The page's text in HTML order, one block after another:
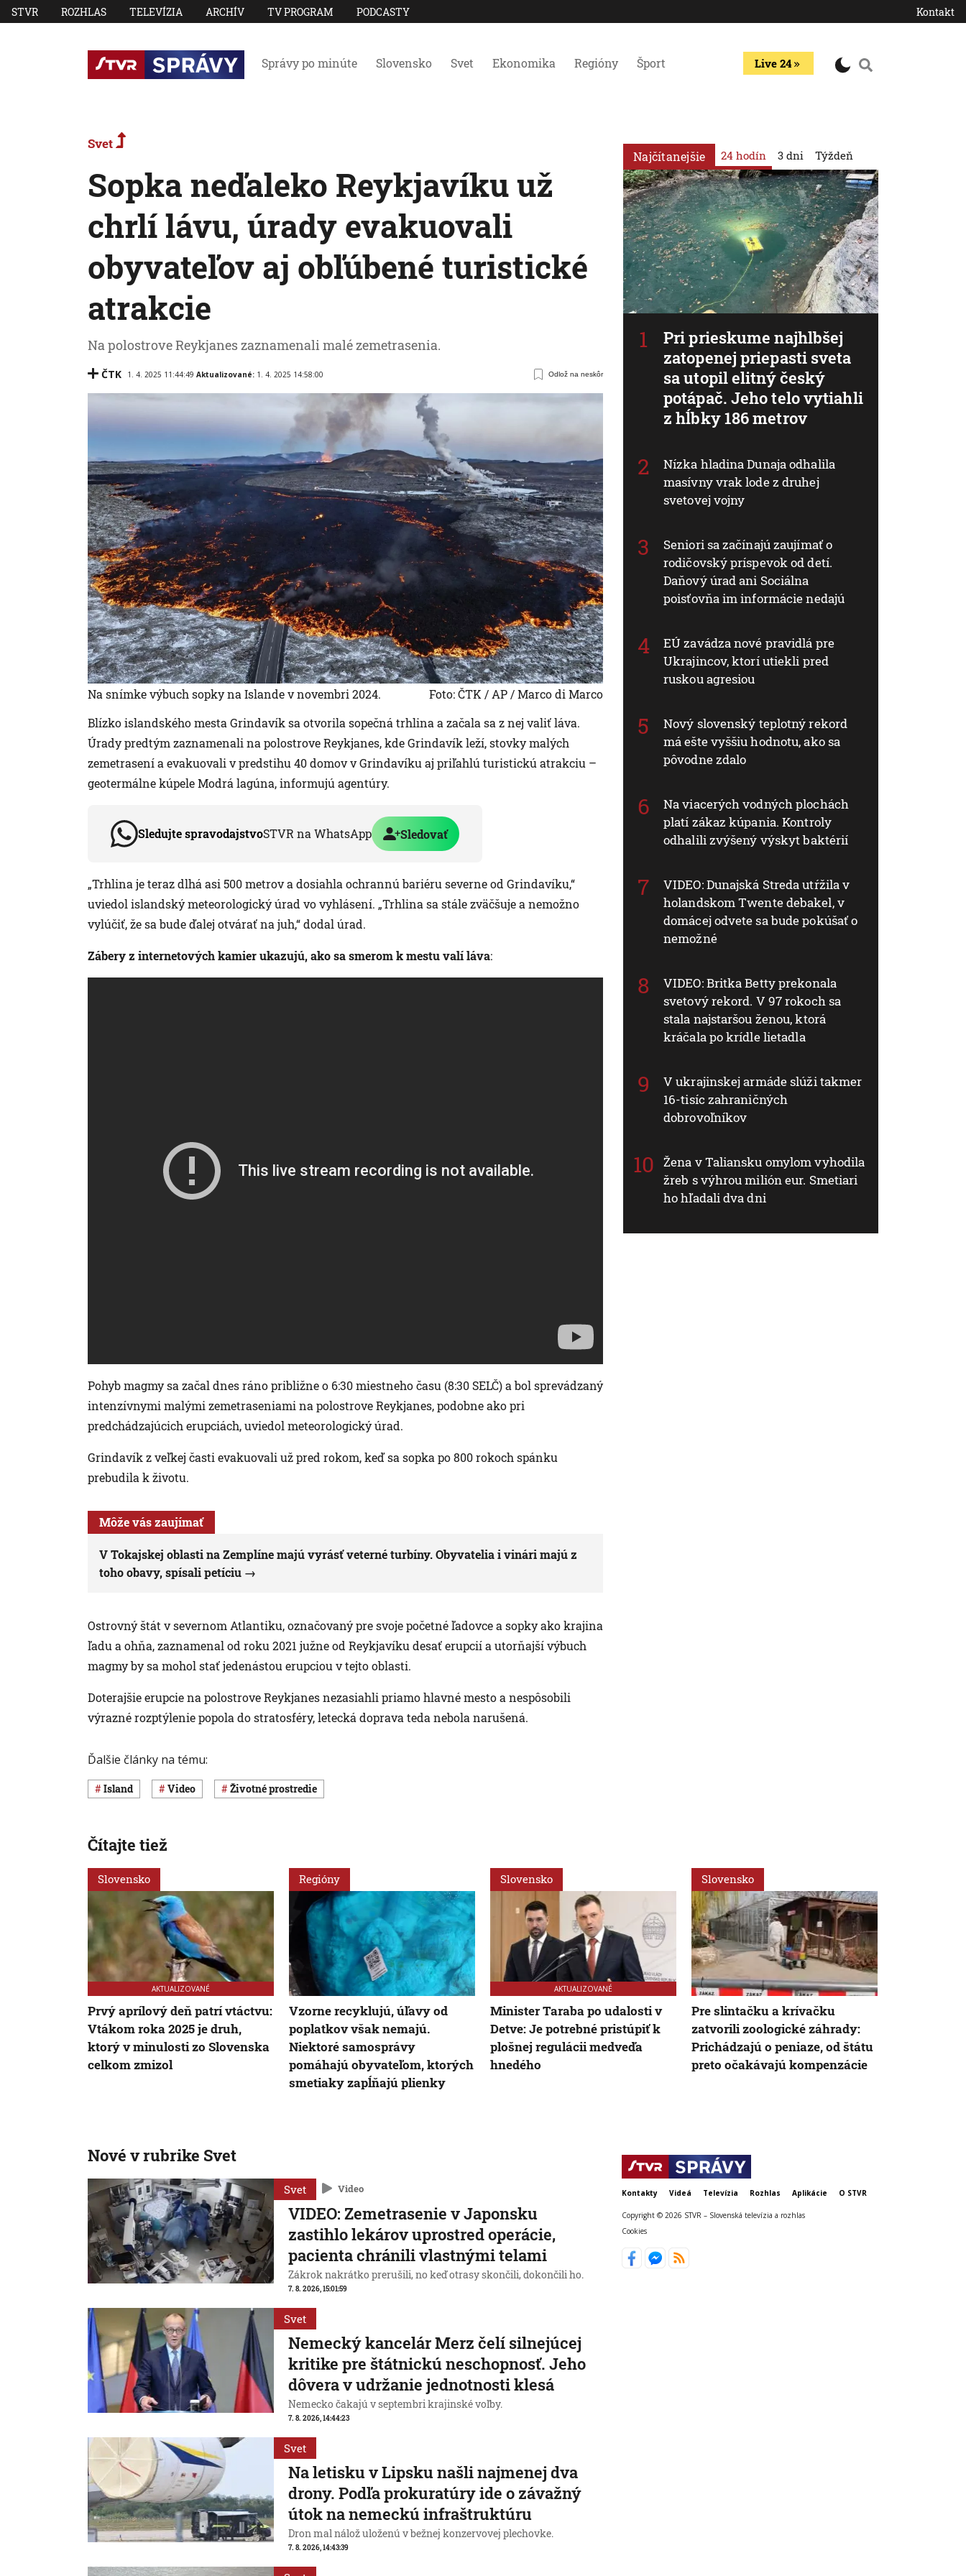
STVR ROZHLAS TELEVÍZIA ARCHÍV TV PROGRAM PODCASTY Kontakt
Správy po minúte Slovensko Svet Ekonomika Regióny Šport Live 24
Svet
Sopka neďaleko Reykjavíku už
chrlí lávu, úrady evakuovali
obyvateľov aj obľúbené turistické
atrakcie
Na polostrove Reykjanes zaznamenali malé zemetrasenia.
ČTK 1. 4. 2025 11:44:49 Aktualizované: 1. 4. 2025 14:58:00 Odlož na neskôr
Na snímke výbuch sopky na Islande v novembri 2024.
Foto: ČTK / AP / Marco di Marco
Blízko islandského mesta Grindavík sa otvorila sopečná trhlina a začala sa z nej valiť láva.
Úrady predtým zaznamenali na polostrove Reykjanes, kde Grindavík leží, stovky malých
zemetrasení a evakuovali v predstihu 40 domov v Grindavíku aj priľahlú turistickú atrakciu –
geotermálne kúpele Modrá lagúna, informujú agentúry.
Sledujte spravodajstvoSTVR na WhatsApp Sledovať
„Trhlina je teraz dlhá asi 500 metrov a dosiahla ochrannú bariéru severne od Grindavíku,“
uviedol islandský meteorologický úrad vo vyhlásení. „Trhlina sa stále zväčšuje a nemožno
vylúčiť, že sa bude ďalej otvárať na juh,“ dodal úrad.
Zábery z internetových kamier ukazujú, ako sa smerom k mestu valí láva:
Pohyb magmy sa začal dnes ráno približne o 6:30 miestneho času (8:30 SELČ) a bol sprevádzaný
intenzívnymi malými zemetraseniami na polostrove Reykjanes, podobne ako pri
predchádzajúcich erupciách, uviedol meteorologický úrad.
Grindavík z veľkej časti evakuovali už pred rokom, keď sa sopka po 800 rokoch spánku
prebudila k životu.
Môže vás zaujímať
V Tokajskej oblasti na Zemplíne majú vyrásť veterné turbíny. Obyvatelia i vinári majú z
toho obavy, spísali petíciu
Ostrovný štát v severnom Atlantiku, označovaný pre svoje početné ľadovce a sopky ako krajina
ľadu a ohňa, zaznamenal od roku 2021 južne od Reykjavíku desať erupcií a utorňajší výbuch
magmy by sa mohol stať jedenástou erupciou v tejto oblasti.
Doterajšie erupcie na polostrove Reykjanes nezasiahli priamo hlavné mesto a nespôsobili
výrazné rozptýlenie popola do stratosféry, letecká doprava teda nebola narušená.
Ďalšie články na tému:
Island Video Životné prostredie
Najčítanejšie 24 hodín
Pri prieskume najhlbšej
zatopenej priepasti sveta
sa utopil elitný český
potápač. Jeho telo vytiahli
z hĺbky 186 metrov
Nízka hladina Dunaja odhalila
masívny vrak lode z druhej
svetovej vojny
Seniori sa začínajú zaujímať o
rodičovský príspevok od detí.
Daňový úrad ani Sociálna
poisťovňa im informácie nedajú
EÚ zavádza nové pravidlá pre
Ukrajincov, ktorí utiekli pred
ruskou agresiou
Nový slovenský teplotný rekord
má ešte vyššiu hodnotu, ako sa
pôvodne zdalo
Na viacerých vodných plochách
platí zákaz kúpania. Kontroly
odhalili zvýšený výskyt baktérií
VIDEO: Dunajská Streda utŕžila v
holandskom Twente debakel, v
domácej odvete sa bude pokúšať o
nemožné
VIDEO: Britka Betty prekonala
svetový rekord. V 97 rokoch sa
stala najstaršou ženou, ktorá
kráčala po krídle lietadla
V ukrajinskej armáde slúži takmer
16-tisíc zahraničných
dobrovoľníkov
Žena v Taliansku omylom vyhodila
žreb s výhrou milión eur. Smetiari
ho hľadali dva dni
3 dni Týždeň
Čítajte tiež
Slovensko
AKTUALIZOVANÉ
Prvý aprílový deň patrí vtáctvu:
Vtákom roka 2025 je druh,
ktorý v minulosti zo Slovenska
celkom zmizol
Regióny
Vzorne recyklujú, úľavy od
poplatkov však nemajú.
Niektoré samosprávy
pomáhajú obyvateľom, ktorých
smetiaky zapĺňajú plienky
Slovensko
AKTUALIZOVANÉ
Minister Taraba po udalosti v
Detve: Je potrebné pristúpiť k
plošnej regulácii medveďa
hnedého
Slovensko
Pre slintačku a krívačku
zatvorili zoologické záhrady:
Prichádzajú o peniaze, od štátu
preto očakávajú kompenzácie
Nové v rubrike Svet
Svet Video
VIDEO: Zemetrasenie v Japonsku
zastihlo lekárov uprostred operácie,
pacienta chránili vlastnými telami
Zákrok nakrátko prerušili, no keď otrasy skončili, dokončili ho.
7. 8. 2026, 15:01:59
Svet
Nemecký kancelár Merz čelí silnejúcej
kritike pre štátnickú neschopnosť. Jeho
dôvera v udržanie jednotnosti klesá
Nemecko čakajú v septembri krajinské voľby.
7. 8. 2026, 14:44:23
Svet
Na letisku v Lipsku našli najmenej dva
drony. Podľa prokuratúry ide o závažný
útok na nemeckú infraštruktúru
Dron mal nálož uloženú v bežnej konzervovej plechovke.
7. 8. 2026, 14:43:39
Kontakty Videá Televízia Rozhlas Aplikácie O STVR
Copyright © 2026 STVR – Slovenská televízia a rozhlas
Cookies